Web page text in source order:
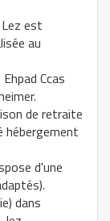
est
au
Ccas
de retraite
hébergement
d'une
dans